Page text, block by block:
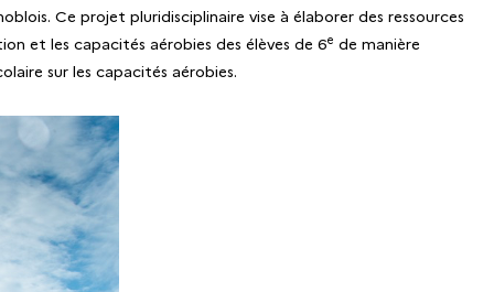
Ce projet pluridisciplinaire vise à élaborer des ressources
et les capacités aérobies des élèves de 6e de manière
sur les capacités aérobies.